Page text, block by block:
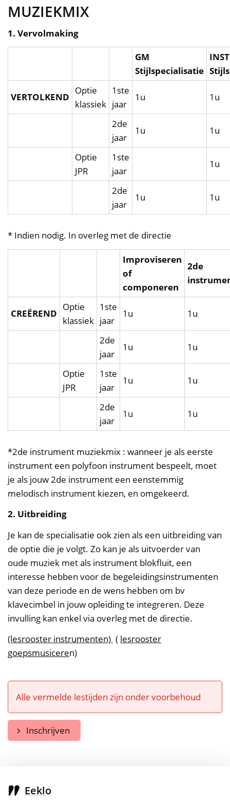
MUZIEKMIX
1. Vervolmaking
GM
Stijlspecialisatie
VERTOLKEND
Optie
klassiek
1ste
jaar
1u 1u
2de
jaar
1u 1u
Optie
JPR
1ste
jaar
1u
2de
jaar
1u 1u
* Indien nodig. In overleg met de directie
Improviseren
of
componeren
2de
CREËREND
Optie
klassiek
1ste
jaar
1u 1u
2de
jaar
1u 1u
Optie
JPR
1ste
jaar
1u 1u
2de
jaar
1u 1u
*2de instrument muziekmix : wanneer je als eerste
instrument een polyfoon instrument bespeelt, moet
je als jouw 2de instrument een eenstemmig
melodisch instrument kiezen, en omgekeerd.
2. Uitbreiding
Je kan de specialisatie ook zien als een uitbreiding van
de optie die je volgt. Zo kan je als uitvoerder van
oude muziek met als instrument blokfluit, een
interesse hebben voor de begeleidingsinstrumenten
van deze periode en de wens hebben om bv
klavecimbel in jouw opleiding te integreren. Deze
invulling kan enkel via overleg met de directie.
(lesrooster instrumenten) ( lesrooster
goepsmusiceren)
Alle vermelde lestijden zijn onder voorbehoud
Inschrijven
Eeklo